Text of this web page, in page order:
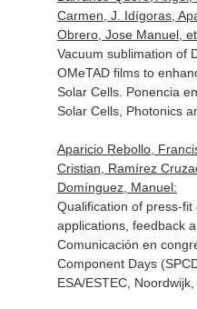
Carmen, J. Idígoras,
Obrero, Jose Manuel,
Vacuum sublimation of
OMeTAD films to
Solar Cells. Ponencia
Solar Cells, Photonics
Aparicio Rebollo,
Cristian, Ramírez
Domínguez, Manuel:
Qualification of press-
applications, feedback
Comunicación en
Component Days
ESA/ESTEC,